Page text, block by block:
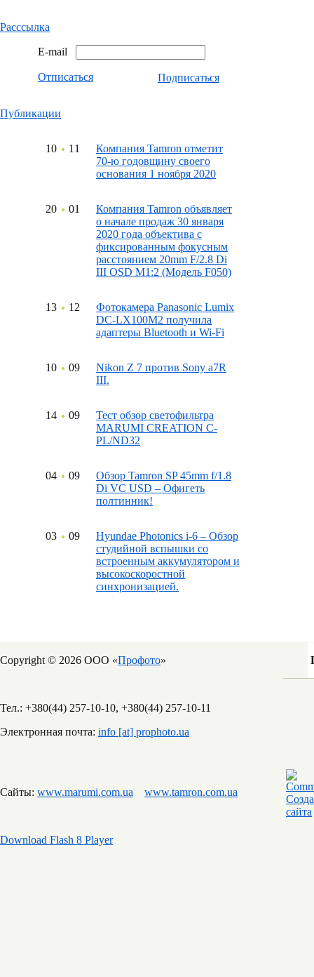
Расссылка
E-mail
Отписаться Подписаться
Публикации
10 11
Компания Tamron отметит
70-ю годовщину своего
основания 1 ноября 2020
20 01
Компания Tamron объявляет
о начале продаж 30 января
2020 года объектива с
фиксированным фокусным
расстоянием 20mm F/2.8 Di
III OSD M1:2 (Модель F050)
13 12
Фотокамера Panasonic Lumix
DC-LX100M2 получила
адаптеры Bluetooth и Wi-Fi
10 09
Nikon Z 7 против Sony a7R
III.
14 09
Тест обзор светофильтра
MARUMI CREATION C-
PL/ND32
04 09
Обзор Tamron SP 45mm f/1.8
Di VC USD – Офигеть
полтинник!
03 09
Hyundae Photonics i-6 – Обзор
студийной вспышки со
встроенным аккумулятором и
высокоскоростной
синхронизацией.
Copyright © 2026 ООО «Профото»
Тел.: +380(44) 257-10-10, +380(44) 257-10-11
Электронная почта: info [at] prophoto.ua
Сайты: www.marumi.com.ua www.tamron.com.ua
Download Flash 8 Player